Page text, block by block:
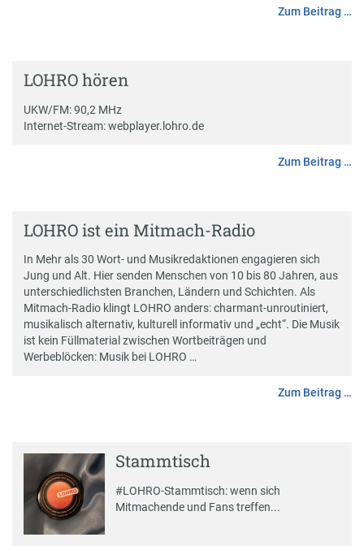
Zum Beitrag …
LOHRO hören
UKW/FM: 90,2 MHz
Internet-Stream:webplayer.lohro.de
Zum Beitrag …
LOHRO ist ein Mitmach-Radio
In Mehr als 30 Wort- und Musikredaktionen engagieren sich
Jung und Alt. Hier senden Menschen von 10 bis 80 Jahren, aus
unterschiedlichsten Branchen, Ländern und Schichten. Als
Mitmach-Radio klingt LOHRO anders: charmant-unroutiniert,
musikalisch alternativ, kulturell informativ und „echt“. Die Musik
ist kein Füllmaterial zwischen Wortbeiträgen und
Werbeblöcken: Musik bei LOHRO …
Zum Beitrag …
Stammtisch
#LOHRO-Stammtisch: wenn sich
Mitmachende und Fans treffen...